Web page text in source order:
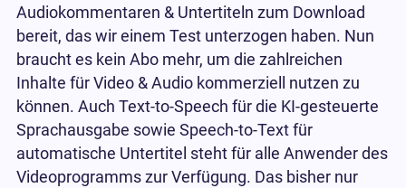
Audiokommentaren & Untertiteln zum Download
bereit, das wir einem Test unterzogen haben. Nun
braucht es kein Abo mehr, um die zahlreichen
Inhalte für Video & Audio kommerziell nutzen zu
können. Auch Text-to-Speech für die KI-gesteuerte
Sprachausgabe sowie Speech-to-Text für
automatische Untertitel steht für alle Anwender des
Videoprogramms zur Verfügung. Das bisher nur